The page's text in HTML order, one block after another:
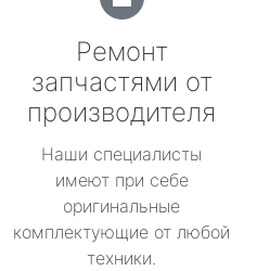
Ремонт
запчастями от
производителя
Наши специалисты
имеют при себе
оригинальные
комплектующие от любой
техники.